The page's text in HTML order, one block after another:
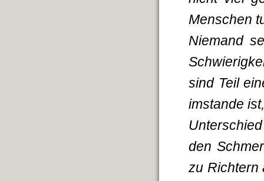
Menschen
Niemand
sind Teil
imstande
den
zu Richtern